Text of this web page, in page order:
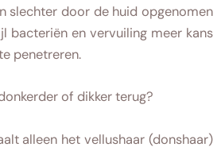
slechter door de huid opgenomen
bacteriën en vervuiling meer kans
penetreren.
of dikker terug?
alleen het vellushaar (donshaar)